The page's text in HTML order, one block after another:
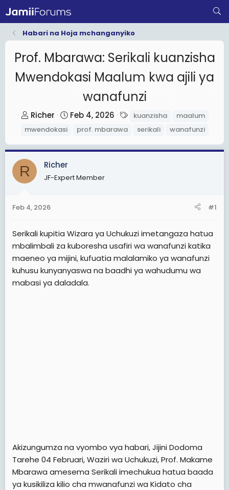
Habari na Hoja mchanganyiko
Prof. Mbarawa: Serikali kuanzisha
Mwendokasi Maalum kwa ajili ya
wanafunzi
T
h
e
a
d
a
t
e
r
Richer
S
r
d
Feb 4, 2026
s
kuanzisha
maalum
mwendokasi
prof. mbarawa serikali wanafunzi
R Richer
JF-Expert Member
Feb 4, 2026 #1
Serikali kupitia Wizara ya Uchukuzi imetangaza hatua
mbalimbali za kuboresha usafiri wa wanafunzi katika
maeneo ya mijini, kufuatia malalamiko ya wanafunzi
kuhusu kunyanyaswa na baadhi ya wahudumu wa
mabasi ya daladala.
Akizungumza na vyombo vya habari, Jijini Dodoma
Tarehe 04 Februari, Waziri wa Uchukuzi, Prof. Makame
Mbarawa amesema Serikali imechukua hatua baada
ya kusikiliza kilio cha mwanafunzi wa Kidato cha